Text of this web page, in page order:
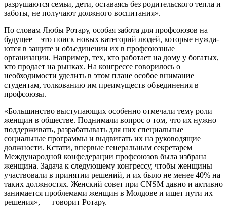
разрушаются семьи, дети, оставаясь без родительско­го тепла и
заботы, не получают должно­го воспитания».
По словам Любы Ротару, особая забота для профсоюзов на
будущее – это поиск новых категорий людей, которые нужда­
ются в защите и объединении их в профсоюзные
организации. Например, тех, кто работает на дому у богатых,
кто про­дает на рынках. На конгрессе говорилось о
необходимости уделить в этом плане особое внимание
студентам, толкованию им преимуществ объединения в
профсо­юзы.
«Большинство выступающих особенно отмечали тему роли
женщин в обществе. Поднимали вопрос о том, что их нужно
поддерживать, разрабатывать для них специальные
социальные программы и выдвигать их на руководящие
должнос­ти. Кстати, впервые генеральным сек­ретарем
Международной конфедера­ции профсоюзов была избрана
женщи­на. Задача к следующему конгрессу, что­бы женщины
участвовали в принятии ре­шений, и их было не менее 40% на
таких должностях. Женский совет при CNSM давно и активно
занимается проблемами женщин в Молдове и ищет пути их
реше­ния», — говорит Ротару.